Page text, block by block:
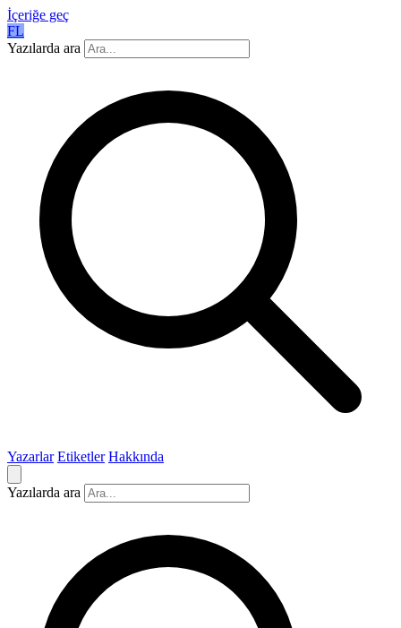
İçeriğe geç
FL
Yazılarda ara
Yazarlar Etiketler Hakkında
Yazılarda ara